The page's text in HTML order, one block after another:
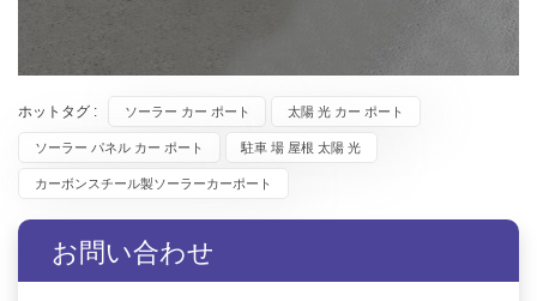
ホットタグ : ソーラー カー ポート 太陽 光 カー ポート
ソーラー パネル カー ポート 駐車 場 屋根 太陽 光
カーボンスチール製ソーラーカーポート
お問い合わせ